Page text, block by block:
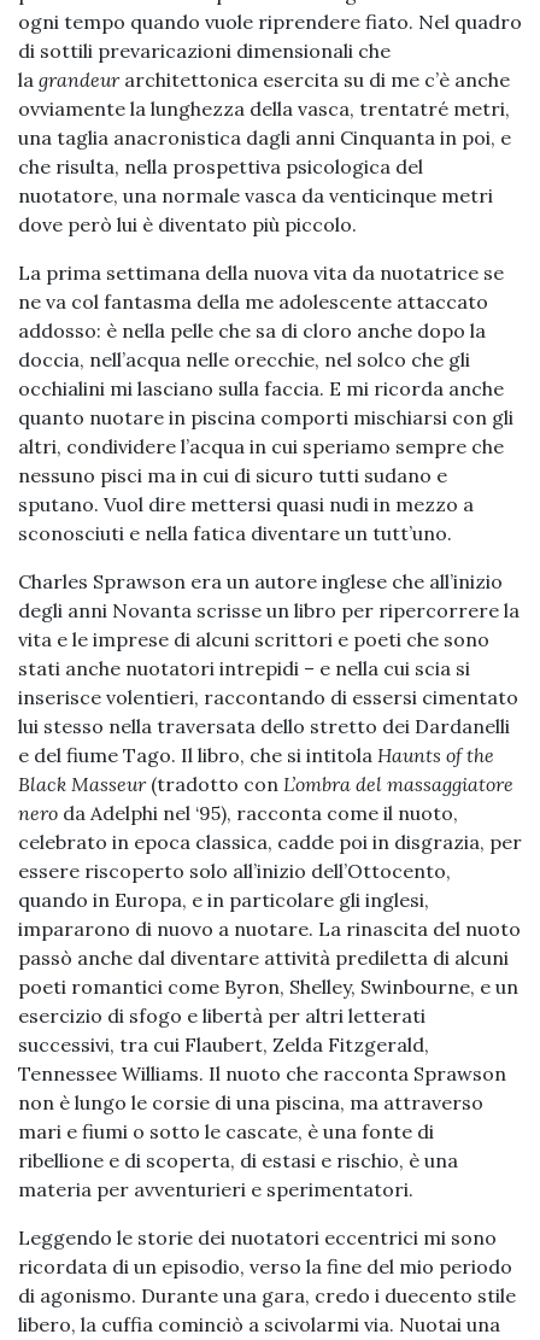
ogni tempo quando vuole riprendere fiato. Nel quadro
di sottili prevaricazioni dimensionali che
la grandeurarchitettonica esercita su di me c’è anche
ovviamente la lunghezza della vasca, trentatré metri,
una taglia anacronistica dagli anni Cinquanta in poi, e
che risulta, nella prospettiva psicologica del
nuotatore, una normale vasca da venticinque metri
dove però lui è diventato più piccolo.
La prima settimana della nuova vita da nuotatrice se
ne va col fantasma della me adolescente attaccato
addosso: è nella pelle che sa di cloro anche dopo la
doccia, nell’acqua nelle orecchie, nel solco che gli
occhialini mi lasciano sulla faccia. E mi ricorda anche
quanto nuotare in piscina comporti mischiarsi con gli
altri, condividere l’acqua in cui speriamo sempre che
nessuno pisci ma in cui di sicuro tutti sudano e
sputano. Vuol dire mettersi quasi nudi in mezzo a
sconosciuti e nella fatica diventare un tutt’uno.
Charles Sprawson era un autore inglese che all’inizio
degli anni Novanta scrisse un libro per ripercorrere la
vita e le imprese di alcuni scrittori e poeti che sono
stati anche nuotatori intrepidi – e nella cui scia si
inserisce volentieri, raccontando di essersi cimentato
lui stesso nella traversata dello stretto dei Dardanelli
e del fiume Tago. Il libro, che si intitola Haunts of the
Black Masseur (tradotto con L’ombra del massaggiatore
nero da Adelphi nel ‘95), racconta come il nuoto,
celebrato in epoca classica, cadde poi in disgrazia, per
essere riscoperto solo all’inizio dell’Ottocento,
quando in Europa, e in particolare gli inglesi,
impararono di nuovo a nuotare. La rinascita del nuoto
passò anche dal diventare attività prediletta di alcuni
poeti romantici come Byron, Shelley, Swinbourne, e un
esercizio di sfogo e libertà per altri letterati
successivi, tra cui Flaubert, Zelda Fitzgerald,
Tennessee Williams. Il nuoto che racconta Sprawson
non è lungo le corsie di una piscina, ma attraverso
mari e fiumi o sotto le cascate, è una fonte di
ribellione e di scoperta, di estasi e rischio, è una
materia per avventurieri e sperimentatori.
Leggendo le storie dei nuotatori eccentrici mi sono
ricordata di un episodio, verso la fine del mio periodo
di agonismo. Durante una gara, credo i duecento stile
libero, la cuffia cominciò a scivolarmi via. Nuotai una